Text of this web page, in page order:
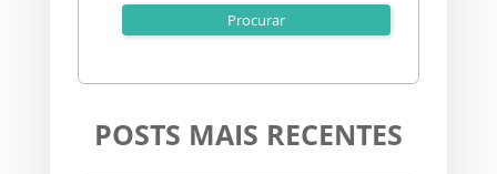
POSTS MAIS RECENTES